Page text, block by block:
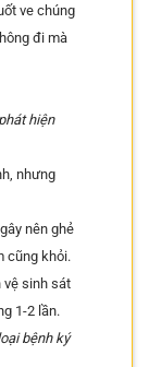
ve chúng
đi mà
hiện
nhưng
nên ghẻ
cũng khỏi.
vệ sinh sát
1-2 lần.
bệnh ký